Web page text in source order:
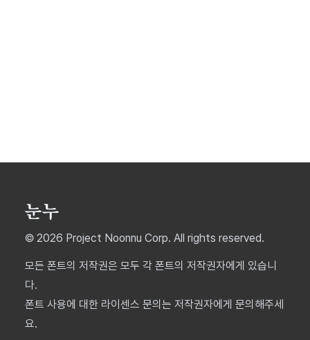
© 2026 Project Noonnu Corp. All rights reserved.
모든 폰트의 저작권은 모두 각 폰트의 저작권자에게 있습니
다.
폰트 사용에 대한 라이센스 문의는 저작권자에게 문의해주세
요.